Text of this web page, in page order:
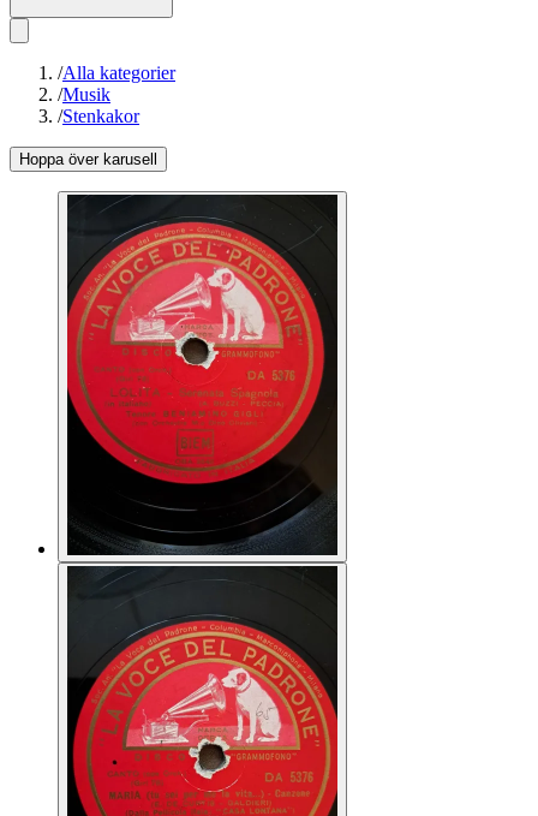
/Alla kategorier
/Musik
/Stenkakor
Hoppa över karusell